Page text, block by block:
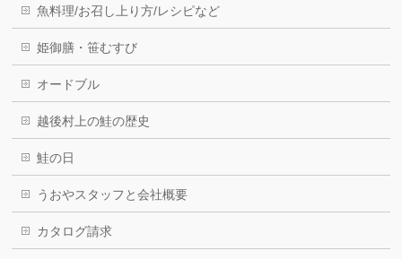
魚料理/お召し上り方/レシピなど
姫御膳・笹むすび
オードブル
越後村上の鮭の歴史
鮭の日
うおやスタッフと会社概要
カタログ請求